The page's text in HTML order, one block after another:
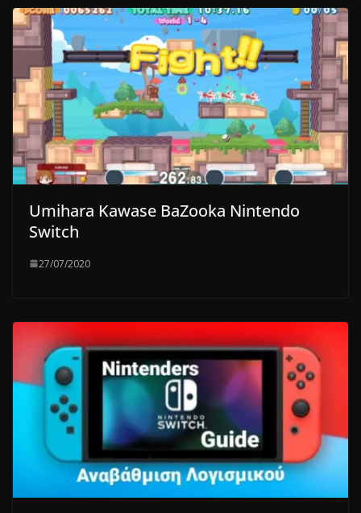
Umihara Kawase BaZooka Nintendo
Switch
27/07/2020